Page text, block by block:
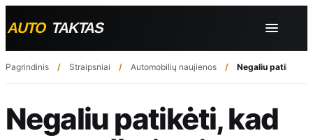
Pagrindinis Straipsniai Automobilių naujienos Negaliu patikėti,
Negaliu patikėti, kad